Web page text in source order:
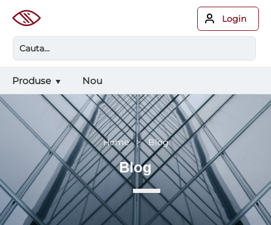
Login
Produse Nou
Home > Blog
Blog